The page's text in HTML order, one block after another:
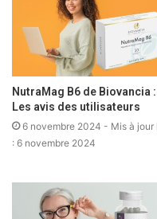
limitée -
NutraMag B6 de Biovancia :
Les avis des utilisateurs
6 novembre 2024 - Mis à jour
: 6 novembre 2024